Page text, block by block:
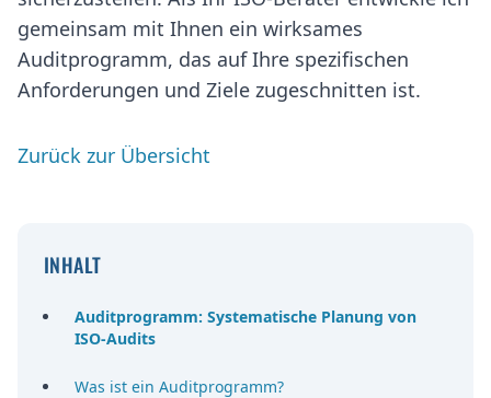
gemeinsam mit Ihnen ein wirksames
Auditprogramm, das auf Ihre spezifischen
Anforderungen und Ziele zugeschnitten ist.
Zurück zur Übersicht
INHALT
Auditprogramm: Systematische Planung von
ISO-Audits
Was ist ein Auditprogramm?